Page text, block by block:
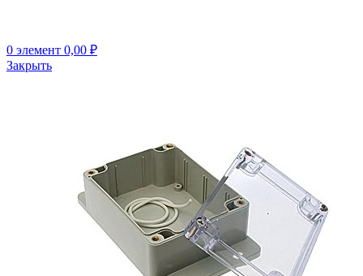
0 элемент 0,00 ₽
Закрыть